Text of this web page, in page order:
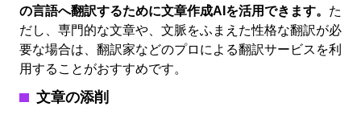
の言語へ翻訳するために文章作成AIを活用できます。 た
だし、専門的な文章や、文脈をふまえた性格な翻訳が必
要な場合は、翻訳家などのプロによる翻訳サービスを利
用することがおすすめです。
文章の添削